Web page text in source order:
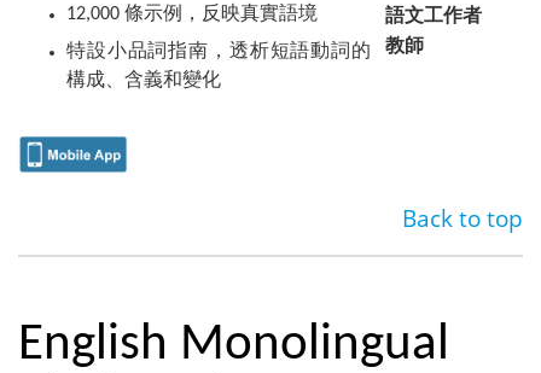
12,000 條示例，反映真實語境
特設小品詞指南，透析短語動詞的
構成、含義和變化
語文工作者
教師
Back to top
English Monolingual